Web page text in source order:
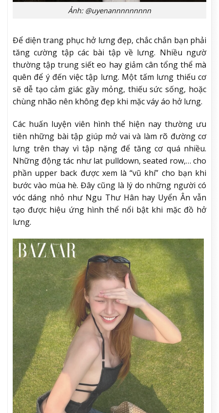
Ảnh: @uyenannnnnnnnn
Để diện trang phục hở lưng đẹp, chắc chắn bạn phải
tăng cường tập các bài tập về lưng. Nhiều ngườ
thường tập trung siết eo hay giảm cân tổng thể mà
quên để ý đến việc tập lưng. Một tấm lưng thiếu cơ
sẽ dễ tạo cảm giác gầy mỏng, thiếu sức sống, hoặc
chùng nhão nên không đẹp khi mặc váy áo hở lưng.
Các huấn luyện viên hình thể hiện nay thường ưu
tiên những bài tập giúp mở vai và làm rõ đường cơ
lưng trên thay vì tập nặng để tăng cơ quá nhiều.
Những động tác như lat pulldown, seated row,… cho
phần upper back được xem là “vũ khí” cho bạn khi
bước vào mùa hè. Đây cũng là lý do những người có
vóc dáng nhỏ như Ngu Thư Hân hay Uyển Ân vẫn
tạo được hiệu ứng hình thể nổi bật khi mặc đồ hở
lưng.